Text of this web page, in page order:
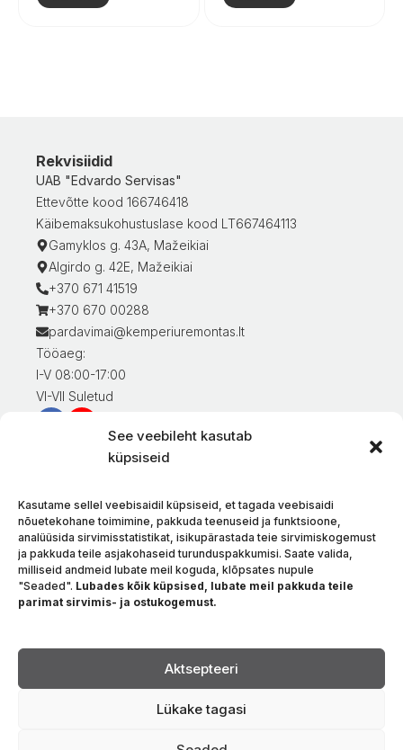
See veebileht kasutab
küpsiseid
Kasutame sellel veebisaidil küpsiseid, et tagada veebisaidi
nõuetekohane toimimine, pakkuda teenuseid ja funktsioone,
analüüsida sirvimisstatistikat, isikupärastada teie sirvimiskogemust
ja pakkuda teile asjakohaseid turunduspakkumisi. Saate valida,
milliseid andmeid lubate meil koguda, klõpsates nupule
"Seaded". Lubades kõik küpsised, lubate meil pakkuda teile
parimat sirvimis- ja ostukogemust.
Aktsepteeri
Lükake tagasi
Rekvisiidid
UAB "Edvardo Servisas"
Ettevõtte kood 166746418
Käibemaksukohustuslase kood LT667464113
Gamyklos g. 43A, Mažeikiai
Algirdo g. 42E, Mažeikiai
+370 671 41519
+370 670 00288
pardavimai@kemperiuremontas.lt
Tööaeg:
I-V 08:00-17:00
VI-VII Suletud
Teave klientidele
Kaupade tarnimine
Kaupade tagastamine
Tingimused ja eeskirjad
Privaatsuspoliitika
Meie kohta
Keel